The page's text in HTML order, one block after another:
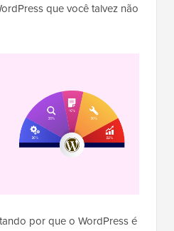
que você talvez não
por que o WordPress é